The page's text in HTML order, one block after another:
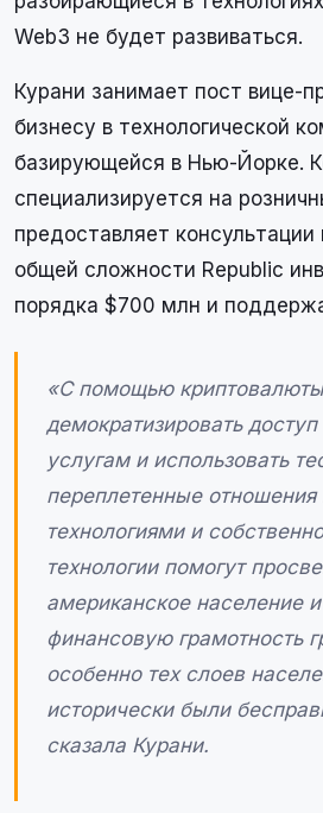
Web3 не будет развиваться.
Курани занимает пост вице-
бизнесу в технологической
базирующейся в Нью-Йорке.
специализируется на
предоставляет консультации
общей сложности Republic
порядка $700 млн и
«С помощью
демократизировать
услугам и использовать
переплетенные
технологиями и
технологии помогут
американское население
финансовую грамотность
особенно тех слоев
исторически были
сказала Курани.